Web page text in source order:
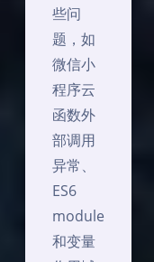
些问
题，如
微信小
程序云
函数外
部调用
异常、
ES6
module
和变量